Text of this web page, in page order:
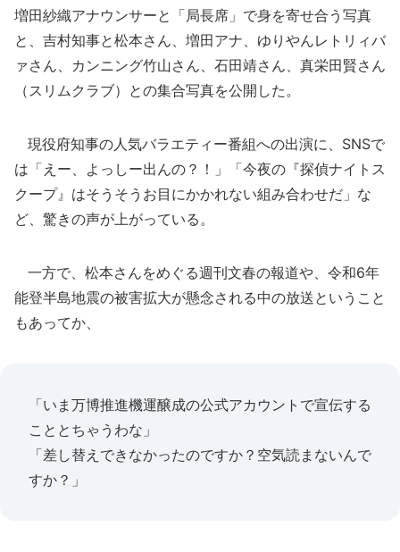
増田紗織アナウンサーと「局長席」で身を寄せ合う写真
と、吉村知事と松本さん、増田アナ、ゆりやんレトリィバ
ァさん、カンニング竹山さん、石田靖さん、真栄田賢さん
（スリムクラブ）との集合写真を公開した。
現役府知事の人気バラエティー番組への出演に、SNSで
は「えー、よっしー出んの？！」「今夜の『探偵ナイトス
クープ』はそうそうお目にかかれない組み合わせだ」な
ど、驚きの声が上がっている。
一方で、松本さんをめぐる週刊文春の報道や、令和6年
能登半島地震の被害拡大が懸念される中の放送ということ
もあってか、
「いま万博推進機運醸成の公式アカウントで宣伝する
こととちゃうわな」
「差し替えできなかったのですか？空気読まないんで
すか？」